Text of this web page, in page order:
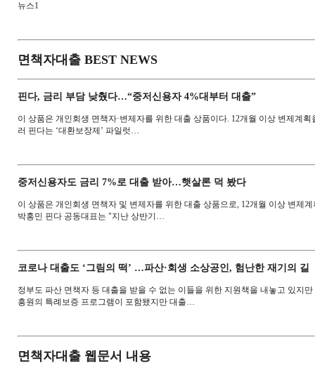
뉴스1
면책자대출 BEST NEWS
핀다, 금리 부담 낮췄다…“중저신용자 4%대부터 대출”
이 상품은 개인회생 면책자·변제자를 위한 대출 상품이다. 12개월 이상 변제계
러 핀다는 ‘대환보장제’ 파일럿…
중저신용자도 금리 7%로 대출 받아…햇살론 덕 봤다
이 상품은 개인회생 면책자 및 변제자를 위한 대출 상품으로, 12개월 이상 변제
박홍민 핀다 공동대표는 "지난 상반기…
코로나 대출도 ‘그림의 떡’ …파산·회생 소상공인, 험난한 재기의 길
정부도 파산 면책자 등 대출을 받을 수 없는 이들을 위한 지원책을 내놓고 있지
흥원의 특례보증 프로그램이 포함됐지만 대출…
면책자대출 웹문서 내용